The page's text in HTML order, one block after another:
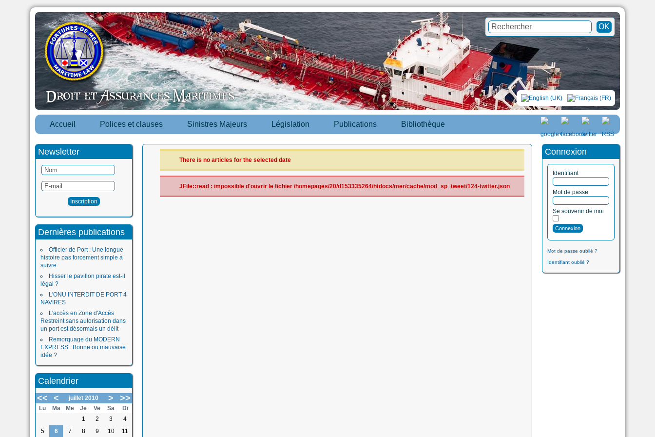
Accueil Polices et clauses Sinistres Majeurs Législation Publications Bibliothèque
Newsletter
Dernières publications
Officier de Port : Une longue
histoire pas forcement simple à
suivre
Hisser le pavillon pirate est-il
légal ?
L'ONU INTERDIT DE PORT 4
NAVIRES
L'accès en Zone d'Accès
Restreint sans autorisation dans
un port est désormais un délit
Remorquage du MODERN
EXPRESS : Bonne ou mauvaise
idée ?
Calendrier
<<
< juillet 2010 > >>
Lu Ma Me Je Ve Sa
Di
1
2 3
4
5
6 7 8 9 10 11
Connexion
Identifiant
Mot de passe
Se souvenir de moi
Mot de passe oublié ?
Identifiant oublié ?
There is no articles for the selected date
JFile::read : impossible d'ouvrir le fichier /homepages/20/d153335264/htdocs/mer/cache/mod_sp_tweet/124-twitter.json